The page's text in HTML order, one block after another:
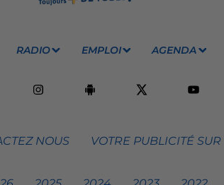
RADIO EMPLOI AGENDA
NOUS VOTRE PUBLICITÉ